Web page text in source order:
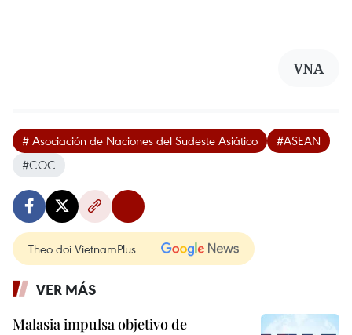
VNA
# Asociación de Naciones del Sudeste Asiático
#ASEAN
#COC
Theo dõi VietnamPlus
VER MÁS
Malasia impulsa objetivo de